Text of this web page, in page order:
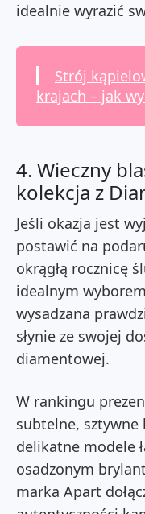
idealnie wyrazić
Strój
krajach – jak
4. Wieczny
kolekcja z
Jeśli okazja jest
postawić na
okrągłą rocznicę
idealnym
wysadzana
słynie ze swojej
diamentowej.
W rankingu
subtelne,
delikatne modele
osadzonym
marka Apart